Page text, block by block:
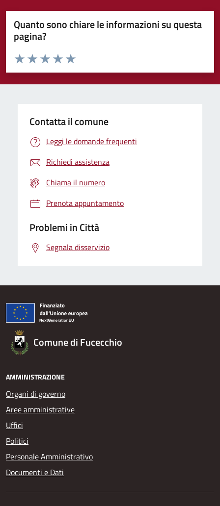
Quanto sono chiare le informazioni su questa
pagina?
Domanda
Valuta da 1 a 5 stelle la pagina
Valuta 5 stelle su 5
Valuta 4 stelle su 5
Valuta 3 stelle su 5
Valuta 2 stelle su 5
Valuta 1 stelle su 5
Contatta il comune
Leggi le domande frequenti
Richiedi assistenza
Chiama il numero
Prenota appuntamento
Problemi in Città
Segnala disservizio
Comune di Fucecchio
AMMINISTRAZIONE
Organi di governo
Aree amministrative
Uffici
Politici
Personale Amministrativo
Documenti e Dati